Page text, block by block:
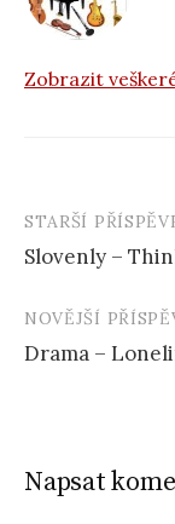
Zobrazit
Navigace
příspěvku
STARŠÍ
Slovenly –
NOVĚJŠÍ
Drama –
Napsat